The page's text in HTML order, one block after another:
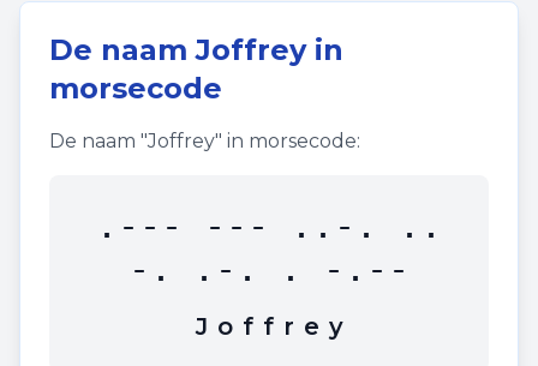
De naamJoffreyin
morsecode
De naam "Joffrey" in morsecode:
.--- --- ..-. ..
-. .-. . -.--
J o f f r e y